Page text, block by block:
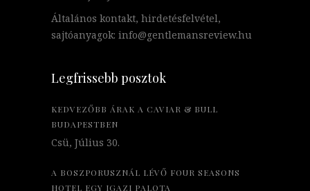
Általános kontakt, hirdetésfelvétel,
sajtóanyagok: info@gentlemansreview.hu
Legfrissebb posztok
KEDVEZŐBB ÁRAK A CAVIAR & BULL
BUDAPESTBEN
Csü, Július 30.
A BOSZPORUSZNÁL LÉVŐ FOUR SEASONS
HOTEL EGY IGAZI PALOTA